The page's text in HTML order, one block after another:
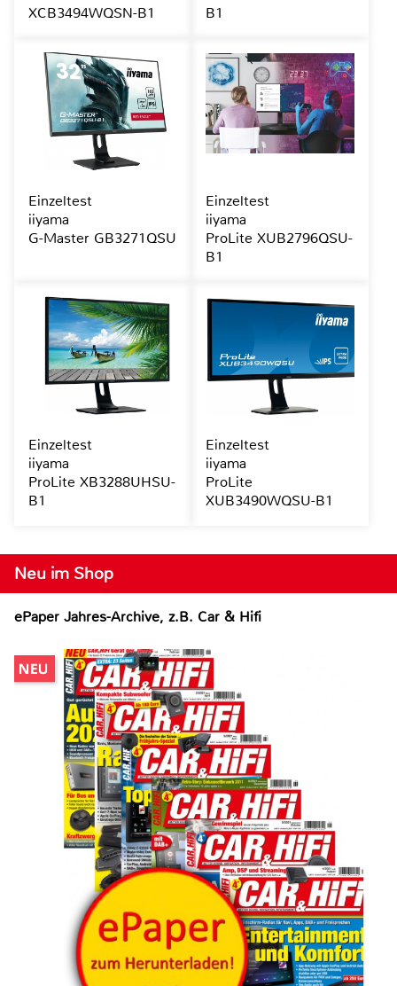
Neu im Shop
ePaper Jahres-Archive, z.B. Car & Hifi
XCB3494WQSN-B1
B1
Einzeltest
iiyama
G-Master GB3271QSU
Einzeltest
iiyama
ProLite XUB2796QSU-
B1
Einzeltest
iiyama
ProLite XB3288UHSU-
B1
Einzeltest
iiyama
ProLite
XUB3490WQSU-B1